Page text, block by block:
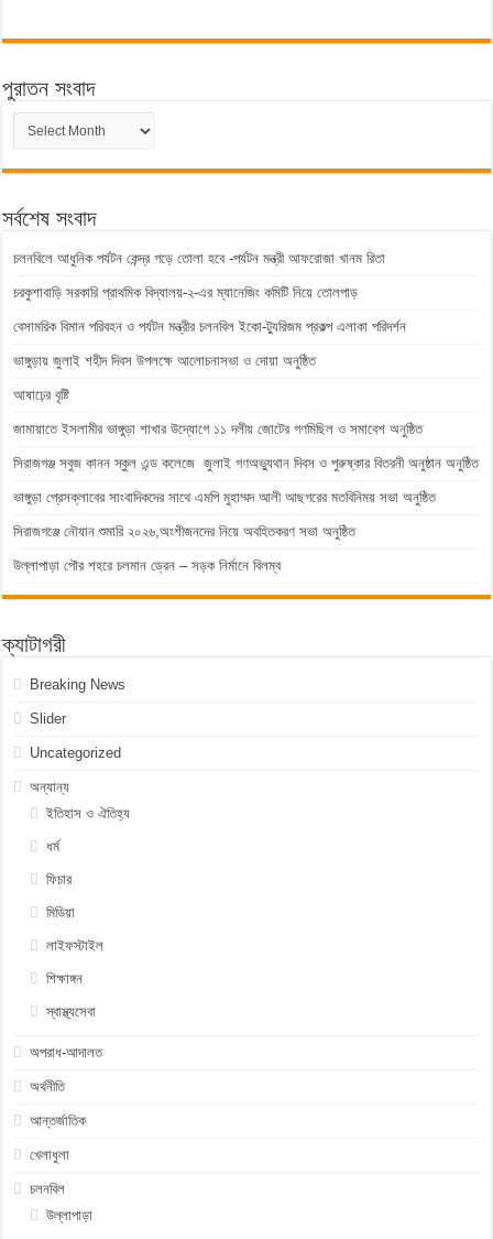
পুরাতন সংবাদ
পুরাতন
সংবাদ
সর্বশেষ সংবাদ
চলনবিলে আধুনিক পর্যটন কেন্দ্র গড়ে তোলা হবে -পর্যটন মন্ত্রী আফরোজা খানম রিতা
চরকুশাবাড়ি সরকারি প্রাথমিক বিদ্যালয়-২-এর ম্যানেজিং কমিটি নিয়ে তোলপাড়
বেসামরিক বিমান পরিবহন ও পর্যটন মন্ত্রীর চলনবিল ইকো-ট্যুরিজম প্রকল্প এলাকা পরিদর্শন
ভাঙ্গুড়ায় জুলাই শহীদ দিবস উপলক্ষে আলোচনাসভা ও দোয়া অনুষ্ঠিত
আষাঢ়ের বৃষ্টি
জামায়াতে ইসলামীর ভাঙ্গুড়া শাখার উদ্যোগে ১১ দলীয় জোটের গণমিছিল ও সমাবেশ অনুষ্ঠিত
সিরাজগঞ্জ সবুজ কানন স্কুল এন্ড কলেজে জুলাই গণঅভ্যুথান দিবস ও পুরুষ্কার বিতরনী অনুষ্ঠান অনুষ্ঠিত
ভাঙ্গুড়া প্রেসক্লাবের সাংবাদিকদের সাথে এমপি মুহাম্মদ আলী আছগরের মতবিনিময় সভা অনুষ্ঠিত
সিরাজগঞ্জে নৌযান শুমারি ২০২৬,অংশীজনদের নিয়ে অবহিতকরণ সভা অনুষ্ঠিত
উল্লাপাড়া পৌর শহরে চলমান ড্রেন – সড়ক নির্মানে বিলম্ব
ক্যাটাগরী
Breaking News
Slider
Uncategorized
অন্যান্য
ইতিহাস ও ঐতিহ্য
ধর্ম
ফিচার
মিডিয়া
লাইফস্টাইল
শিক্ষাঙ্গন
স্বাস্থ্যসেবা
অপরাধ-আদালত
অর্থনীতি
আন্তর্জাতিক
খেলাধুলা
চলনবিল
উল্লাপাড়া